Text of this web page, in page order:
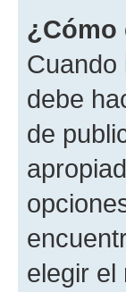
¿Cómo
Cuando
debe
de
elegir el